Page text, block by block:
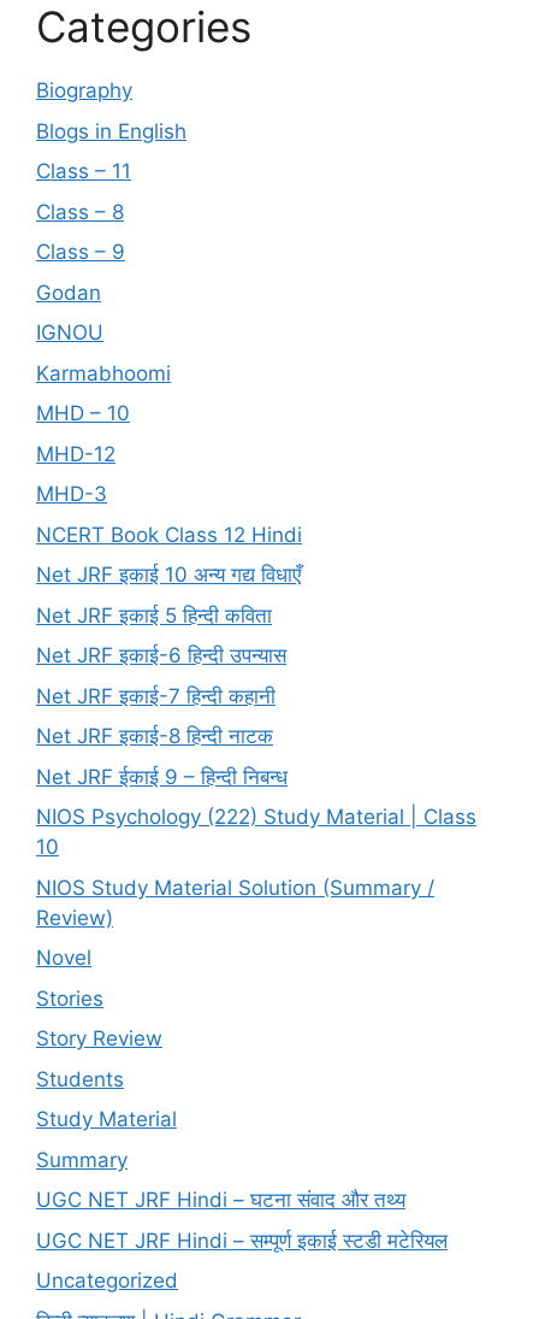
Categories
Biography
Blogs in English
Class – 11
Class – 8
Class – 9
Godan
IGNOU
Karmabhoomi
MHD – 10
MHD-12
MHD-3
NCERT Book Class 12 Hindi
Net JRF इकाई 10 अन्य गद्य विधाएँ
Net JRF इकाई 5 हिन्दी कविता
Net JRF इकाई-6 हिन्दी उपन्यास
Net JRF इकाई-7 हिन्दी कहानी
Net JRF इकाई-8 हिन्दी नाटक
Net JRF ईकाई 9 – हिन्दी निबन्ध
NIOS Psychology (222) Study Material | Class
10
NIOS Study Material Solution (Summary /
Review)
Novel
Stories
Story Review
Students
Study Material
Summary
UGC NET JRF Hindi – घटना संवाद और तथ्य
UGC NET JRF Hindi – सम्पूर्ण इकाई स्टडी मटेरियल
Uncategorized